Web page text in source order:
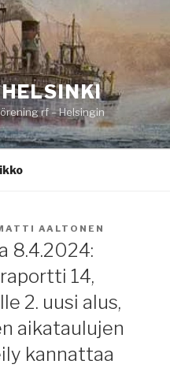
rf – Helsingin
AALTONEN
8.4.2024:
14,
2. uusi alus,
aikataulujen
kannattaa